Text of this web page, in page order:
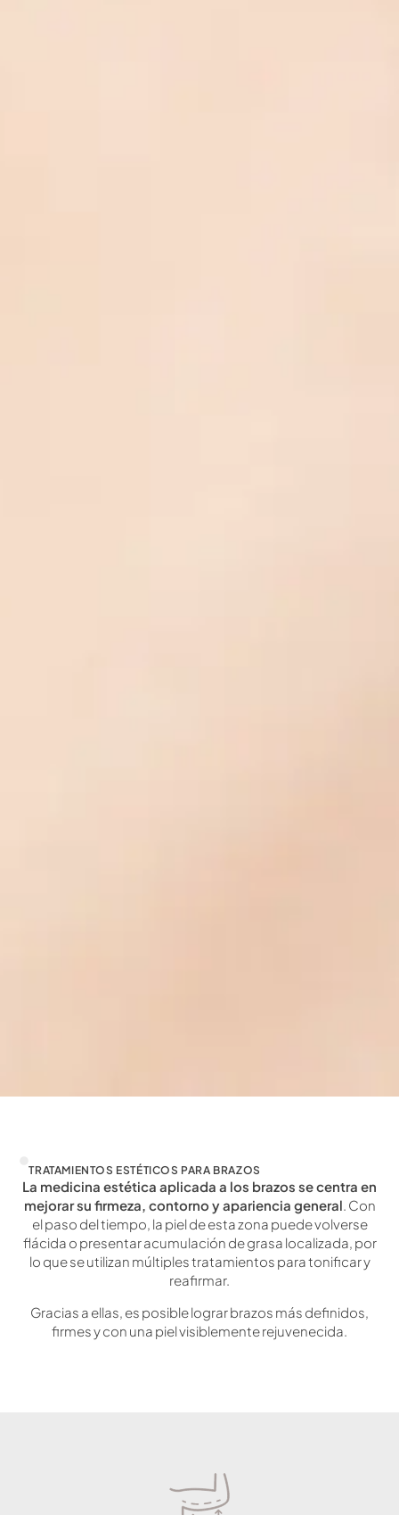
TRATAMIENTOS ESTÉTICOS PARA BRAZOS
La medicina estética aplicada a los brazos se centra en
mejorar su firmeza, contorno y apariencia general. Con
el paso del tiempo, la piel de esta zona puede volverse
flácida o presentar acumulación de grasa localizada, por
lo que se utilizan múltiples tratamientos para tonificar y
reafirmar.
Gracias a ellas, es posible lograr brazos más definidos,
firmes y con una piel visiblemente rejuvenecida.